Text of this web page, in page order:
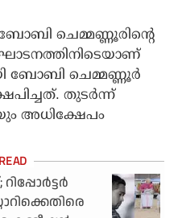
ചെമ്മണ്ണൂരിന്റെ
ബോബി ചെമ്മണ്ണൂര്‍
തുടര്‍ന്ന്
അധിക്ഷേപം